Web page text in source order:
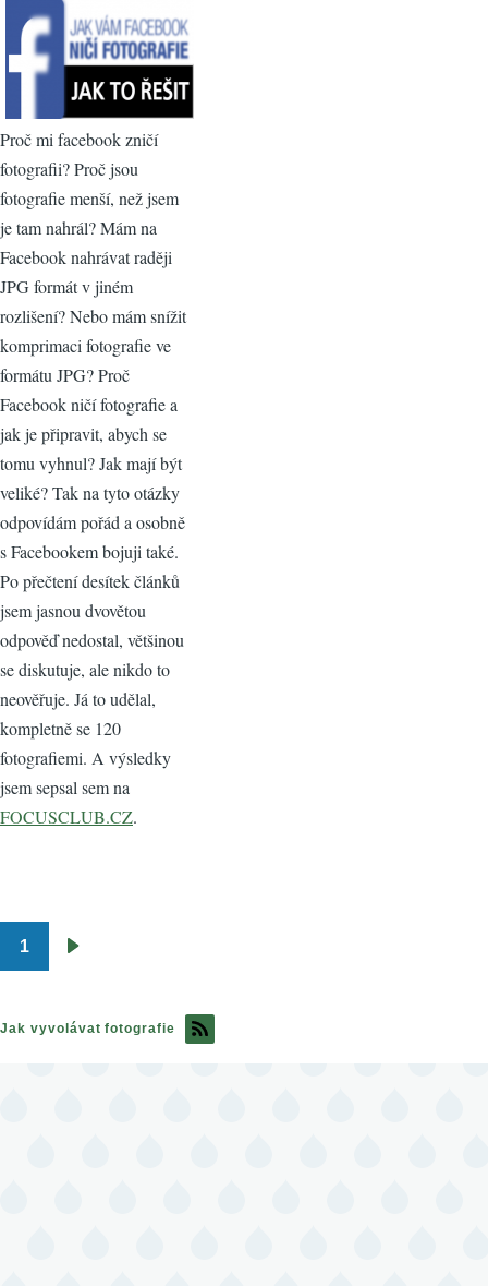
Proč mi facebook zničí
fotografii? Proč jsou
fotografie menší, než jsem
je tam nahrál? Mám na
Facebook nahrávat raději
JPG formát v jiném
rozlišení? Nebo mám snížit
komprimaci fotografie ve
formátu JPG? Proč
Facebook ničí fotografie a
jak je připravit, abych se
tomu vyhnul? Jak mají být
veliké? Tak na tyto otázky
odpovídám pořád a osobně
s Facebookem bojuji také.
Po přečtení desítek článků
jsem jasnou dvovětou
odpověď nedostal, většinou
se diskutuje, ale nikdo to
neověřuje. Já to udělal,
kompletně se 120
fotografiemi. A výsledky
jsem sepsal sem na
FOCUSCLUB.CZ.
Pagination
1
Jak vyvolávat fotografie